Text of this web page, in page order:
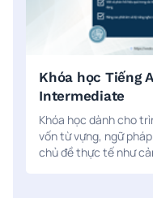
Khóa học Tiếng
Intermediate
Khóa học dành cho
vốn từ vựng, ngữ
chủ đề thực tế như